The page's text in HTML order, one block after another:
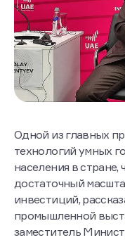
Одной из главных
технологий умных
населения в стране,
достаточный
инвестиций,
промышленной
заместитель